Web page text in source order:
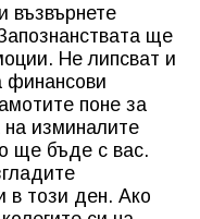
възвърнете
ще
Не липсват и
финансови
поне за
на изминалите
ще бъде с вас.
в този ден. Ако